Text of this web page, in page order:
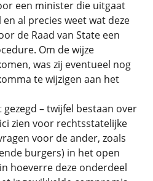
een minister die uitgaat
al precies weet wat deze
de Raad van State een
Om de wijze
was zij eventueel nog
te wijzigen aan het
– twijfel bestaan over
zien voor rechtsstatelijke
voor de ander, zoals
burgers) in het open
hoeverre deze onderdeel